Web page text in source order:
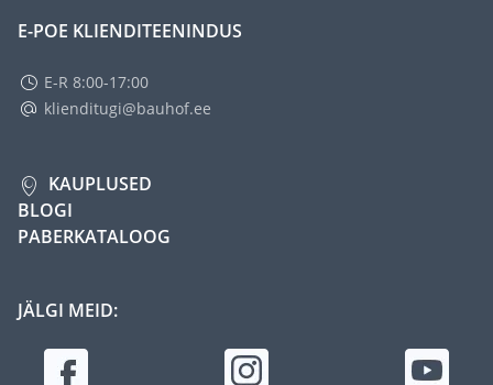
E-POE KLIENDITEENINDUS
E-R 8:00-17:00
klienditugi@bauhof.ee
KAUPLUSED
BLOGI
PABERKATALOOG
JÄLGI MEID: